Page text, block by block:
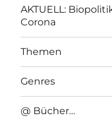
AKTUELL:
Corona
Themen
Genres
@ Bücher…